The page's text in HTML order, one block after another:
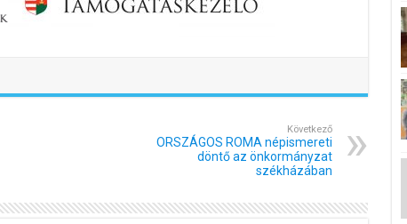
Következő
ORSZÁGOS ROMA népismereti
döntő az önkormányzat
székházában